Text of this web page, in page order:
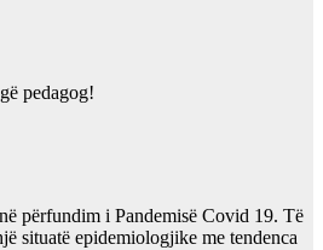
pedagog!
përfundim i Pandemisë Covid 19. Të
situatë epidemiologjike me tendenca